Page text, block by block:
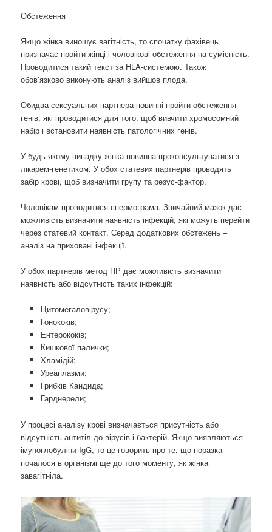
Обстеження
Якщо жінка виношує вагітність, то спочатку фахівець
призначає пройти жінці і чоловікові обстеження на сумісність.
Проводитися такий текст за HLA-системою. Також
обов’язково виконують аналіз вийшов плода.
Обидва сексуальних партнера повинні пройти обстеження
генів, які проводитися для того, щоб вивчити хромосомний
набір і встановити наявність патологічних генів.
У будь-якому випадку жінка повинна проконсультуватися з
лікарем-генетиком. У обох статевих партнерів проводять
забір крові, щоб визначити групу та резус-фактор.
Чоловікам проводитися спермограма. Звичайний мазок дає
можливість визначити наявність інфекцій, які можуть перейти
через статевий контакт. Серед додаткових обстежень –
аналіз на приховані інфекції.
У обох партнерів метод ПР дає можливість визначити
наявність або відсутність таких інфекцій:
Цитомегаловірусу;
Гонококів;
Ентерококів;
Кишкової палички;
Хламідій;
Уреаплазми;
Грибків Кандида;
Гарднерели;
У процесі аналізу крові визначається присутність або
відсутність антитіл до вірусів і бактерій. Якщо виявляються
імуноглобуліни IgG, то це говорить про те, що поразка
почалося в організмі ще до того моменту, як жінка
завагітніла.